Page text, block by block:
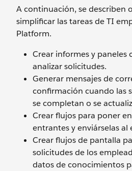
A continuación, se describen
simplificar las tareas de TI
Platform.
Crear informes y paneles
analizar solicitudes.
Generar mensajes de
confirmación cuando las
se completan o se
Crear flujos para poner
entrantes y enviárselas
Crear flujos de pantalla
solicitudes de los
datos de conocimientos